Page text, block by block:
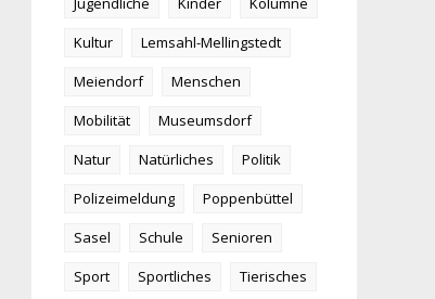
Kultur
Lemsahl-Mellingstedt
Meiendorf
Menschen
Mobilität
Museumsdorf
Natur
Natürliches
Politik
Polizeimeldung
Poppenbüttel
Sasel
Schule
Senioren
Sport
Sportliches
Tierisches